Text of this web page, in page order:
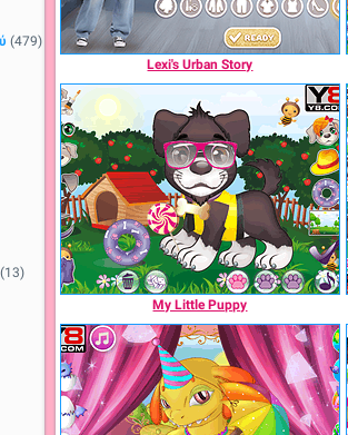
(479)
(13)
Lexi's Urban Story
My Little Puppy